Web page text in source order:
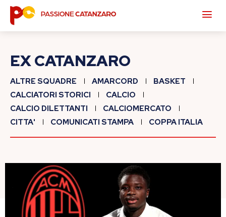
EX CATANZARO
ALTRE SQUADRE AMARCORD
BASKET
CALCIATORI STORICI
CALCIO
CALCIO DILETTANTI
CALCIOMERCATO
CITTA'
COMUNICATI STAMPA COPPA ITALIA